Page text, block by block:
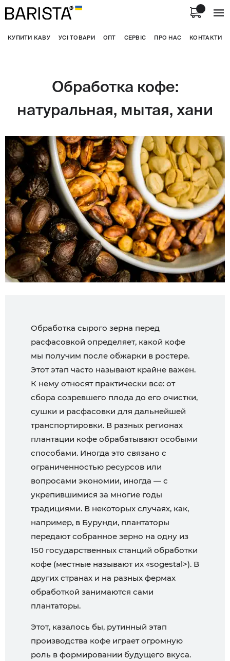
КУПИТИ КАВУ УСІ ТОВАРИ ОПТ СЕРВІС ПРО НАС КОНТАКТИ
Обработка кофе:
натуральная, мытая, хани
Обработка сырого зерна перед
расфасовкой определяет, какой кофе
мы получим после обжарки в ростере.
Этот этап часто называют крайне важен.
К нему относят практически все: от
сбора созревшего плода до его очистки,
сушки и расфасовки для дальнейшей
транспортировки. В разных регионах
плантации кофе обрабатывают особыми
способами. Иногда это связано с
ограниченностью ресурсов или
вопросами экономии, иногда — с
укрепившимися за многие годы
традициями. В некоторых случаях, как,
например, в Бурунди, плантаторы
передают собранное зерно на одну из
150 государственных станций обработки
кофе (местные называют их «sogestal>). В
других странах и на разных фермах
обработкой занимаются сами
плантаторы.
Этот, казалось бы, рутинный этап
производства кофе играет огромную
роль в формировании будущего вкуса.